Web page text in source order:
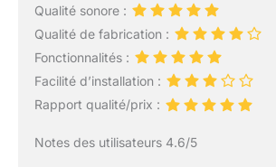
Qualité sonore :
Qualité de fabrication :
Fonctionnalités :
Facilité d’installation :
Rapport qualité/prix :
Notes des utilisateurs 4.6/5